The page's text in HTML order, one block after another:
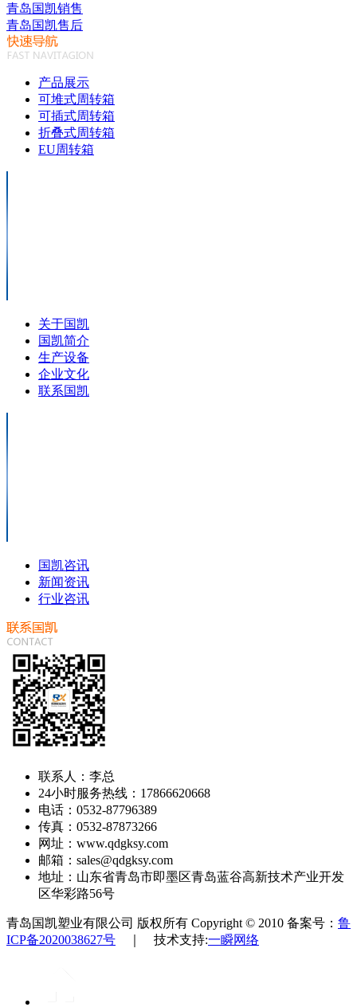
青岛国凯销售
青岛国凯售后
产品展示
可堆式周转箱
可插式周转箱
折叠式周转箱
EU周转箱
关于国凯
国凯简介
生产设备
企业文化
联系国凯
国凯咨讯
新闻资讯
行业咨讯
联系人：李总
24小时服务热线：17866620668
电话：0532-87796389
传真：0532-87873266
网址：www.qdgksy.com
邮箱：sales@qdgksy.com
地址：山东省青岛市即墨区青岛蓝谷高新技术产业开发
区华彩路56号
青岛国凯塑业有限公司 版权所有 Copyright © 2010 备案号： 鲁
ICP备2020038627号 ｜ 技术支持:一瞬网络